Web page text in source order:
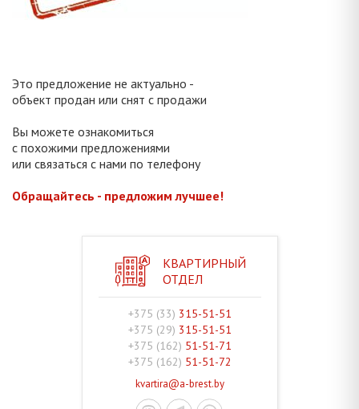
Это предложение не актуально -
объект продан или снят с продажи
Вы можете ознакомиться
с похожими предложениями
или связаться с нами по телефону
Обращайтесь - предложим лучшее!
КВАРТИРНЫЙ
ОТДЕЛ
+375 (33) 315-51-51
+375 (29) 315-51-51
+375 (162) 51-51-71
+375 (162) 51-51-72
kvartira@a-brest.by